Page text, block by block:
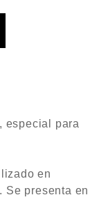
especial para
en
Se presenta en